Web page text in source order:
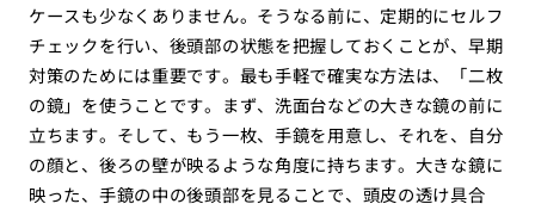
ケースも少なくありません。そうなる前に、定期的にセルフ
チェックを行い、後頭部の状態を把握しておくことが、早期
対策のためには重要です。最も手軽で確実な方法は、「二枚
の鏡」を使うことです。まず、洗面台などの大きな鏡の前に
立ちます。そして、もう一枚、手鏡を用意し、それを、自分
の顔と、後ろの壁が映るような角度に持ちます。大きな鏡に
映った、手鏡の中の後頭部を見ることで、頭皮の透け具合